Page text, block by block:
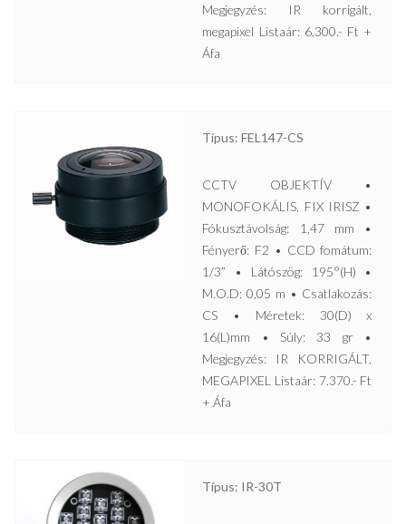
Megjegyzés: IR korrigált,
megapixel Listaár: 6.300.- Ft +
Áfa
Típus: FEL147-CS
CCTV OBJEKTÍV •
MONOFOKÁLIS, FIX IRISZ •
Fókusztávolság: 1,47 mm •
Fényerő: F2 • CCD fomátum:
1/3” • Látószög: 195°(H) •
M.O.D: 0,05 m • Csatlakozás:
CS • Méretek: 30(D) x
16(L)mm • Súly: 33 gr •
Megjegyzés: IR KORRIGÁLT,
MEGAPIXEL Listaár: 7.370.- Ft
+ Áfa
Típus: IR-30T